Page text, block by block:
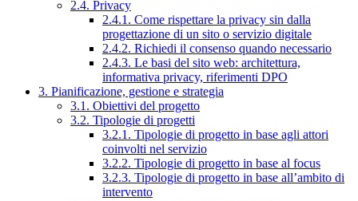
2.4. Privacy
2.4.1. Come rispettare la privacy sin dalla
progettazione di un sito o servizio digitale
2.4.2. Richiedi il consenso quando necessario
2.4.3. Le basi del sito web: architettura,
informativa privacy, riferimenti DPO
3. Pianificazione, gestione e strategia
3.1. Obiettivi del progetto
3.2. Tipologie di progetti
3.2.1. Tipologie di progetto in base agli attori
coinvolti nel servizio
3.2.2. Tipologie di progetto in base al focus
3.2.3. Tipologie di progetto in base all’ambito di
intervento